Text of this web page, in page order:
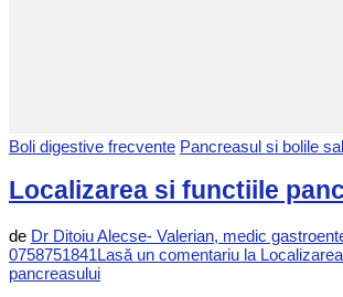
Boli digestive frecvente Pancreasul si bolile
Localizarea si functiile
de Dr Ditoiu Alecse- Valerian, medic
0758751841Lasă un comentariu la
pancreasului